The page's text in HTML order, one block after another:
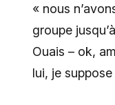
« nous
groupe
Ouais – ok,
lui, je